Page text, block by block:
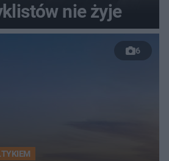
nie żyje
6